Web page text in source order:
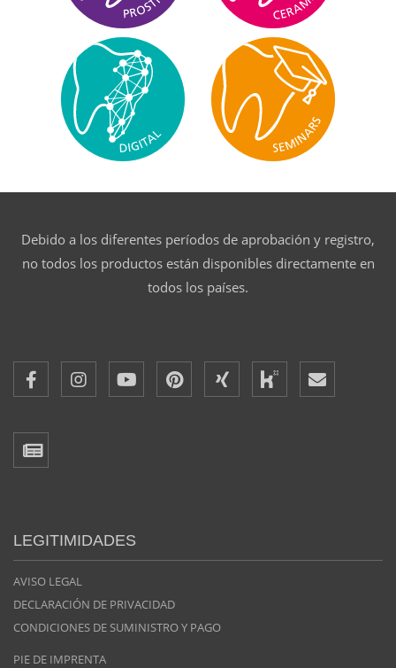
Debido a los diferentes períodos de aprobación y registro,
no todos los productos están disponibles directamente en
todos los países.
LEGITIMIDADES
AVISO LEGAL
DECLARACIÓN DE PRIVACIDAD
CONDICIONES DE SUMINISTRO Y PAGO
PIE DE IMPRENTA